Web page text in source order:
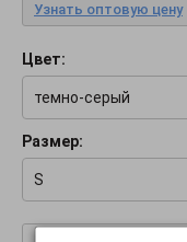
Узнать оптовую цену
Цвет:
темно-серый
Размер:
S